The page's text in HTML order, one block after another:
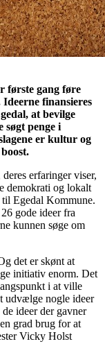
første gang føre
finansieres
at bevilge
søgt penge i
er kultur og
erfaringer viser,
demokrati og lokalt
til Egedal Kommune.
gode ideer fra
kunnen søge om
det er skønt at
initiativ enorm. Det
i at ville
udvælge nogle ideer
ideer der gavner
grad brug for at
Vicky Holst